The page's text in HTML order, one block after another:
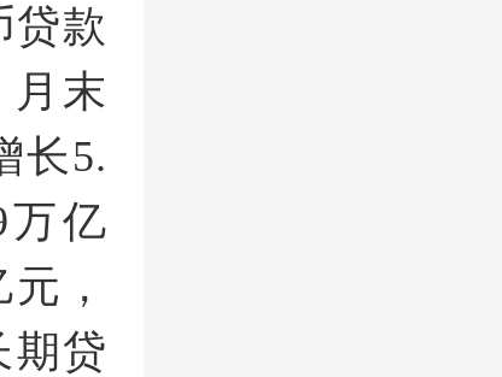
贷款
月末
长5.
亿
，
期贷